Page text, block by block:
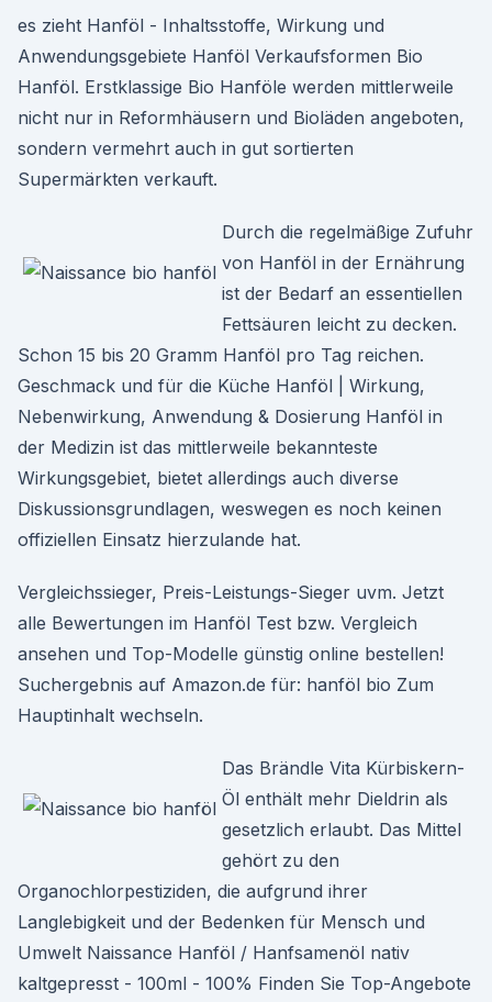
es zieht Hanföl - Inhaltsstoffe, Wirkung und
Anwendungsgebiete Hanföl Verkaufsformen Bio
Hanföl. Erstklassige Bio Hanföle werden mittlerweile
nicht nur in Reformhäusern und Bioläden angeboten,
sondern vermehrt auch in gut sortierten
Supermärkten verkauft.
Durch die regelmäßige Zufuhr
von Hanföl in der Ernährung
ist der Bedarf an essentiellen
Fettsäuren leicht zu decken.
Schon 15 bis 20 Gramm Hanföl pro Tag reichen.
Geschmack und für die Küche Hanföl | Wirkung,
Nebenwirkung, Anwendung & Dosierung Hanföl in
der Medizin ist das mittlerweile bekannteste
Wirkungsgebiet, bietet allerdings auch diverse
Diskussionsgrundlagen, weswegen es noch keinen
offiziellen Einsatz hierzulande hat.
Vergleichssieger, Preis-Leistungs-Sieger uvm. Jetzt
alle Bewertungen im Hanföl Test bzw. Vergleich
ansehen und Top-Modelle günstig online bestellen!
Suchergebnis auf Amazon.de für: hanföl bio Zum
Hauptinhalt wechseln.
Das Brändle Vita Kürbiskern-
Öl enthält mehr Dieldrin als
gesetzlich erlaubt. Das Mittel
gehört zu den
Organochlorpestiziden, die aufgrund ihrer
Langlebigkeit und der Bedenken für Mensch und
Umwelt Naissance Hanföl / Hanfsamenöl nativ
kaltgepresst - 100ml - 100% Finden Sie Top-Angebote